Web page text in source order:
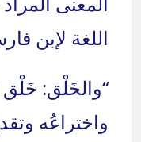
اللغة لإبن
“والخَلْق: خَلْق
واختراعُه